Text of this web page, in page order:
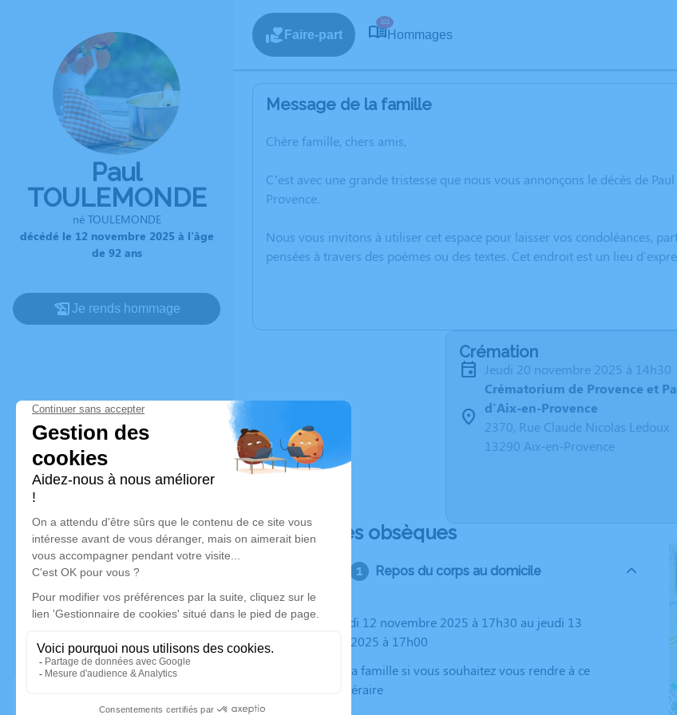
Paul
TOULEMONDE
né TOULEMONDE
décédé le 12 novembre 2025 à l'âge
de 92 ans
Je rends hommage
Faire-part
101
Hommages
Message de la famille
Chère famille, chers amis,
C’est avec une grande tristesse que nous vous annonçons le décès de
Provence.
Nous vous invitons à utiliser cet espace pour laisser vos condoléances,
pensées à travers des poèmes ou des textes. Cet endroit est un lieu
Crémation
jeudi 20 novembre 2025 à 14h30
Crématorium de Provence et
d'Aix-en-Provence
2370, Rue Claude Nicolas Ledoux
13290 Aix-en-Provence
Déroulé des obsèques
Repos du corps au domicile
Du mercredi 12 novembre 2025 à 17h30 au jeudi 13
novembre 2025 à 17h00
service funéraire